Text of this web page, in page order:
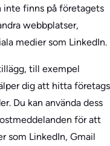
inte finns på företagets
webbplatser,
medier som LinkedIn.
till exempel
dig att hitta företags
Du kan använda dess
för att
som LinkedIn, Gmail